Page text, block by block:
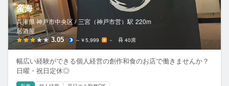
蛮海
兵庫県 神戸市中央区 / 三宮（神戸市営） 駅 220m
居酒屋
3.05 ～￥5,999 － 40席
幅広い経験ができる個人経営の創作和食のお店で働きませんか？
日曜・祝日定休◎